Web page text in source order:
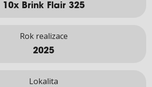
10x Brink Flair 325
Rok realizace
2025
Lokalita